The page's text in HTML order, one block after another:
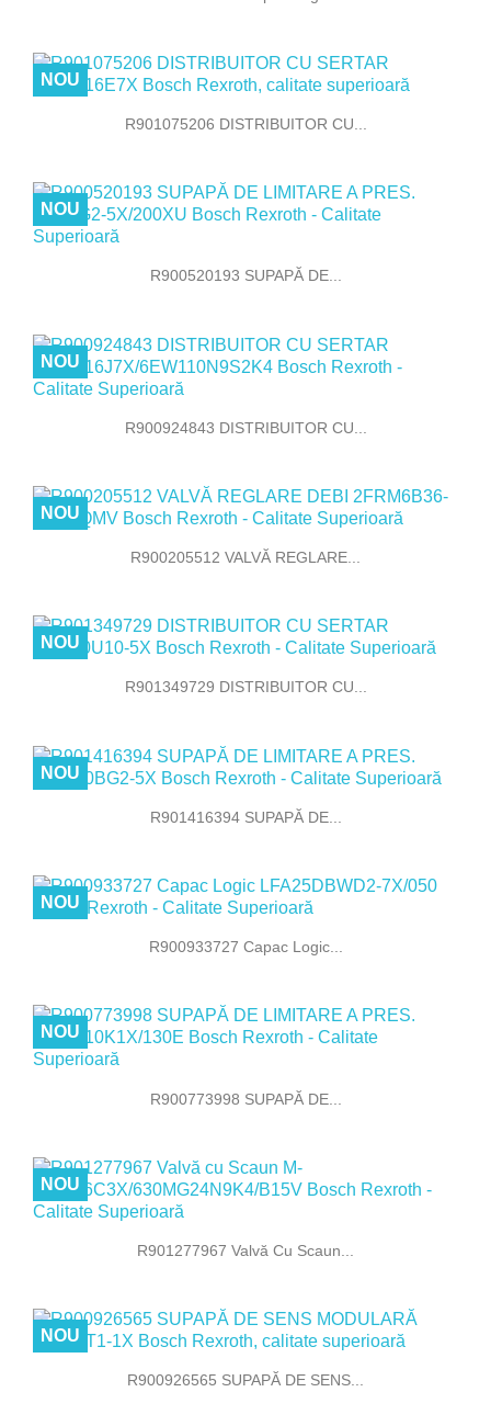
R901075206 DISTRIBUITOR CU...
NOU
R900520193 SUPAPĂ DE...
NOU
R900924843 DISTRIBUITOR CU...
NOU
R900205512 VALVĂ REGLARE...
NOU
R901349729 DISTRIBUITOR CU...
NOU
R901416394 SUPAPĂ DE...
NOU
R900933727 Capac Logic...
NOU
R900773998 SUPAPĂ DE...
NOU
R901277967 Valvă Cu Scaun...
NOU
R900926565 SUPAPĂ DE SENS...
NOU